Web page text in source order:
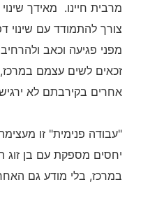
מרבית חיינו. מאידך
צורך להתמודד עם שינוי
מפני פגיעה וכאב
זכאים לשים עצמם
אחרים בקירבתם לא
"עבודה פנימית" זו
יחסים מספקת עם בן זוג
במרכז, בלי מודע גם